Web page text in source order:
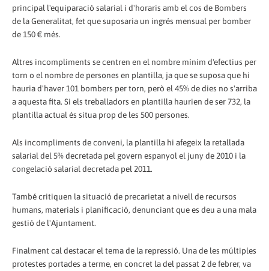
principal l'equiparació salarial i d'horaris amb el cos de Bombers
de la Generalitat, fet que suposaria un ingrés mensual per bomber
de 150 € més.
Altres incompliments se centren en el nombre mínim d'efectius per
torn o el nombre de persones en plantilla, ja que se suposa que hi
hauria d'haver 101 bombers per torn, però el 45% de dies no s'arriba
a aquesta fita. Si els treballadors en plantilla haurien de ser 732, la
plantilla actual és situa prop de les 500 persones.
Als incompliments de conveni, la plantilla hi afegeix la retallada
salarial del 5% decretada pel govern espanyol el juny de 2010 i la
congelació salarial decretada pel 2011.
També critiquen la situació de precarietat a nivell de recursos
humans, materials i planificació, denunciant que es deu a una mala
gestió de l'Ajuntament.
Finalment cal destacar el tema de la repressió. Una de les múltiples
protestes portades a terme, en concret la del passat 2 de febrer, va